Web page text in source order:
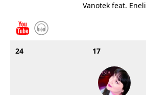
Vanotek feat. Eneli
24 17